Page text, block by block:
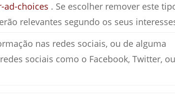
choices . Se escolher remover este
relevantes segundo os seus
nas redes sociais, ou de alguma
sociais como o Facebook, Twitter, ou